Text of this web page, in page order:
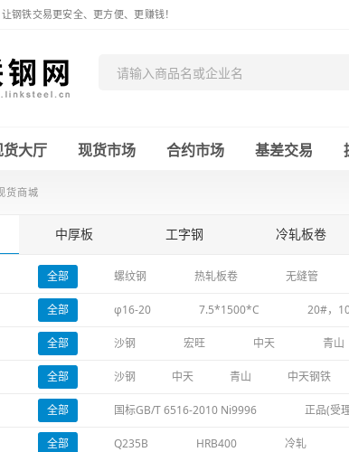
钢铁交易更安全、更方便、更赚钱！
货大厅 现货市场 合约市场 基差交易
货商城
中厚板 工字钢 冷轧板卷
方矩管 圆钢 镀锌板卷
全部 螺纹钢 热轧板卷 无缝管
全部 φ16-20 7.5*1500*C 20#，
全部 沙钢 宏旺 中天 青山
全部 沙钢 中天 青山 中天钢铁
全部 国标GB/T 6516-2010 Ni9996 正品(受
全部 Q235B HRB400 冷轧